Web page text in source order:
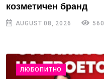
козметичен бранд
AUGUST 08, 2026 560
ЛЮБОПИТНО